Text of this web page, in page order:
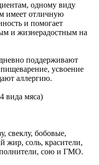
одному виду
имеет отличную
и помогает
и жизнерадостным на
поддерживают
усвоение
аллергию.
мяса)
бобовые,
жир, соль, красители,
сою и ГМО.